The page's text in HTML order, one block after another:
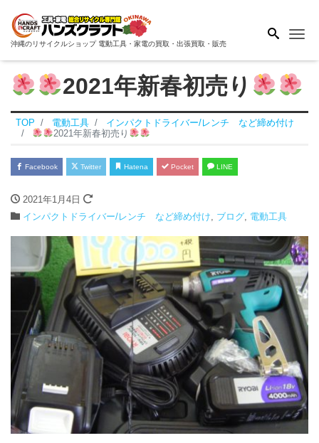
沖縄のリサイクルショップ 電動工具・家電の買取・出張買取・販売
2021年新春初売り
TOP 電動工具
インパクトドライバー/レンチ など締め付け
2021年新春初売り
Facebook Twitter Hatena Pocket LINE
2021年1月4日
インパクトドライバー/レンチ など締め付け
ブログ 電動工具